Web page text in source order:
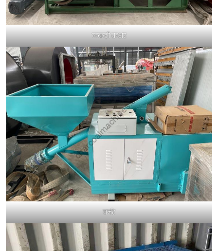
लकड़ी क्रशर
बर्नर